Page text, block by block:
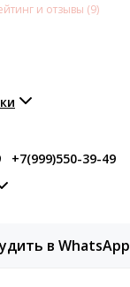
и отзывы (9)
+7(999)550-39-49
в WhatsApp